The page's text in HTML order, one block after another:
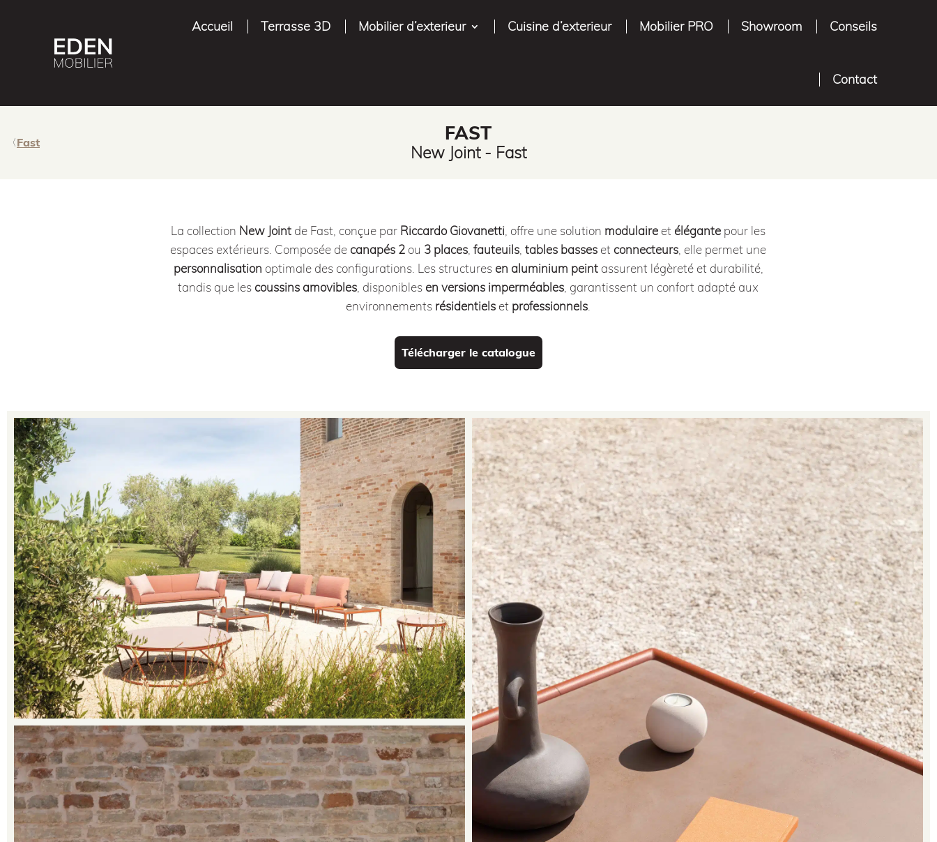
Accueil Terrasse 3D Mobilier d’exterieur Cuisine d’exterieur Mobilier PRO Showroom Conseils
Contact
Fast FAST
New Joint - Fast
La collection New Joint de Fast, conçue par Riccardo Giovanetti , offre une solution modulaire et élégante pour les
espaces extérieurs. Composée de canapés 2 ou 3 places ,fauteuils ,tables basses et connecteurs , elle permet une
personnalisation optimale des configurations. Les structures en aluminium peintassurent légèreté et durabilité,
tandis que les coussins amovibles , disponibles en versions imperméables , garantissent un confort adapté aux
environnements résidentiels et professionnels
Télécharger le catalogue